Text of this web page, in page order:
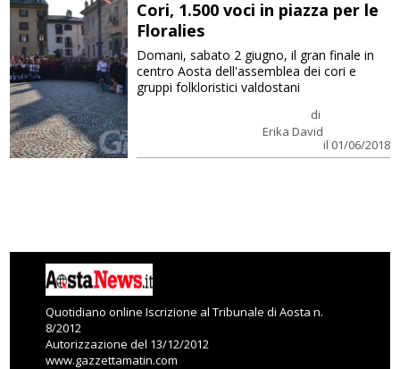
Cori, 1.500 voci in piazza per le
Floralies
di
Erika David
il 01/06/2018
Domani, sabato 2 giugno, il gran finale in
centro Aosta dell'assemblea dei cori e
gruppi folkloristici valdostani
Quotidiano online Iscrizione al Tribunale di Aosta n.
8/2012
Autorizzazione del 13/12/2012
www.gazzettamatin.com